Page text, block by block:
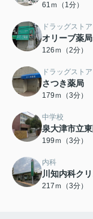
61ｍ（1分）
ドラッグストア
オリーブ薬局
126ｍ（2分）
ドラッグストア
さつき薬局
179ｍ（3分）
中学校
泉大津市立
199ｍ（3分）
内科
川知内科ク
217ｍ（3分）